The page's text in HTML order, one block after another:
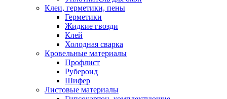
Клеи, герметики, пены
Герметики
Жидкие гвозди
Клей
Холодная сварка
Кровельные материалы
Профлист
Рубероид
Шифер
Листовые материалы